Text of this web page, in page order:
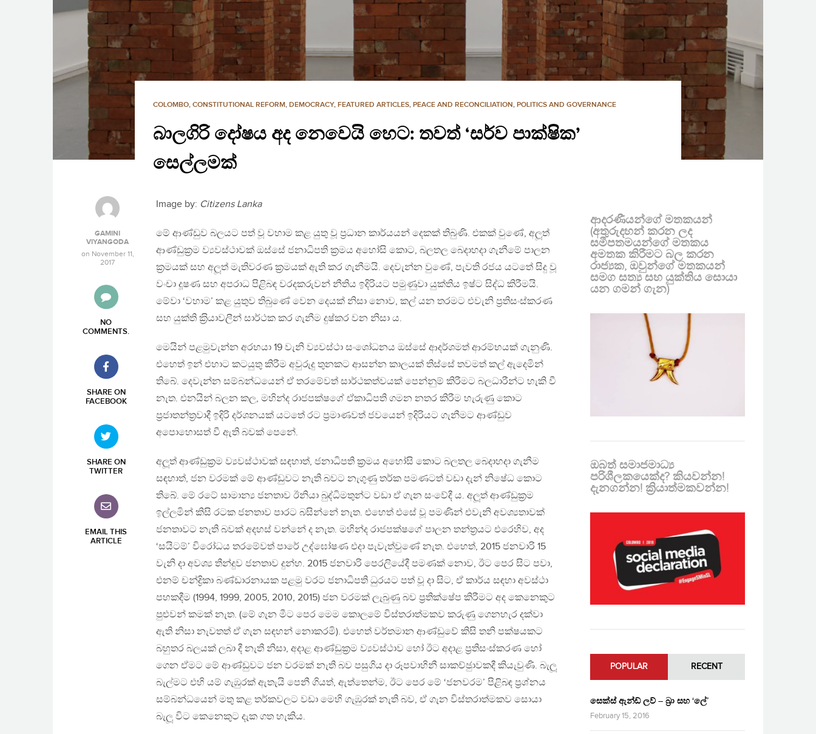
COLOMBO, CONSTITUTIONAL REFORM, DEMOCRACY, FEATURED ARTICLES, PEACE AND RECONCILIATION, POLITICS AND GOVERNANCE
බාලගිරි දෝෂය අද නෙවෙයි හෙට: තවත් ‘සර්ව පාක්ෂික’
සෙල්ලමක්
GAMINI
VIYANGODA
on November 11,
2017
NO
COMMENTS.
SHARE ON
FACEBOOK
SHARE ON
TWITTER
EMAIL THIS
ARTICLE
Image by: Citizens Lanka
මේ ආණ්ඩුව බලයට පත් වූ වහාම කළ යුතු වූ ප‍්‍රධාන කාර්යයන් දෙකක් තිබුණි. එකක් වුණේ, අලූත්
ආණ්ඩුක‍්‍රම ව්‍යවස්ථාවක් ඔස්සේ ජනාධිපති ක‍්‍රමය අහෝසි කොට, බලතල බෙදාහදා ගැනීමේ පාලන
ක‍්‍රමයක් සහ අලූත් මැතිවරණ ක‍්‍රමයක් ඇති කර ගැනීමයි. දෙවැන්න වුණේ, පැවති රජය යටතේ සිදු වූ
වංචා දූෂණ සහ අපරාධ පිළිබඳ වරදකරුවන් නීතිය ඉදිරියට පමුණුවා යුක්තිය ඉෂ්ට සිද්ධ කිරීමයි.
මේවා ‘වහාම’ කළ යුතුව තිබුණේ වෙන දෙයක් නිසා නොව, කල් යන තරමට එවැනි ප‍්‍රතිසංස්කරණ
සහ යුක්ති ක‍්‍රියාවලීන් සාර්ථක කර ගැනීම දුෂ්කර වන නිසා ය.
මෙයින් පළමුවැන්න අරභයා 19 වැනි ව්‍යවස්ථා සංශෝධනය ඔස්සේ ආදර්ශමත් ආරම්භයක් ගැනුණි.
එහෙත් ඉන් එහාට කටයුතු කිරීම අවුරුදු තුනකට ආසන්න කාලයක් තිස්සේ තවමත් කල් ඇදෙමින්
තිබේ. දෙවැන්න සම්බන්ධයෙන් ඒ තරමේවත් සාර්ථකත්වයක් පෙන්නුම් කිරීමට බලධාරීන්ට හැකි වී
නැත. එනයින් බලන කල, මහින්ද රාජපක්ෂගේ ඒකාධිපති ගමන නතර කිරීම හැරුණු කොට
ප‍්‍රජාතන්ත‍්‍රවාදී ඉදිරි දර්ශනයක් යටතේ රට ප‍්‍රමාණවත් ජවයෙන් ඉදිරියට ගැනීමට ආණ්ඩුව
අපොහොසත් වී ඇති බවක් පෙනේ.
අලූත් ආණ්ඩුක‍්‍රම ව්‍යවස්ථාවක් සඳහාත්, ජනාධිපති ක‍්‍රමය අහෝසි කොට බලතල බෙදාහදා ගැනීම
සඳහාත්, ජන වරමක් මේ ආණ්ඩුවට නැති බවට නැගුණු තර්ක පමණටත් වඩා දැන් නිෂේධ කොට
තිබේ. මේ රටේ සාමාන්‍ය ජනතාව ඊනියා බුද්ධිමතුන්ට වඩා ඒ ගැන සංවේදී ය. අලූත් ආණ්ඩුක‍්‍රම
ඉල්ලමින් කිසි රටක ජනතාව පාරට බසින්නේ නැත. එහෙත් එසේ වූ පමණින් එවැනි අවශ්‍යතාවක්
ජනතාවට නැති බවක් අදහස් වන්නේ ද නැත. මහින්ද රාජපක්ෂගේ පාලන තන්ත‍්‍රයට එරෙහිව, අද
‘සයිටම්’ විරෝධය තරමේවත් පාරේ උද්ඝෝෂණ එදා පැවැත්වුණේ නැත. එහෙත්, 2015 ජනවාරි 15
වැනි දා අවශ්‍ය තීන්දුව ජනතාව දුන්හ. 2015 ජනවාරි පෙරලියේදී පමණක් නොව, ඊට පෙර සිට පවා,
එනම් චන්ද්‍රිකා බණ්ඩාරනායක පළමු වරට ජනාධිපති ධුරයට පත් වූ දා සිට, ඒ කාර්ය සඳහා අවස්ථා
පහකදීම (1994, 1999, 2005, 2010, 2015) ජන වරමක් ලැබුණු බව ප‍්‍රතික්ෂේප කිරීමට අද කෙනෙකුට
පුළුවන් කමක් නැත. (මේ ගැන මීට පෙර මෙම කොලමේ විස්තරාත්මකව කරුණු ගෙනහැර දක්වා
ඇති නිසා නැවතත් ඒ ගැන සඳහන් නොකරමි). එහෙත් වර්තමාන ආණ්ඩුවේ කිසි තනි පක්ෂයකට
බහුතර බලයක් ලබා දී නැති නිසා, අදාළ ආණ්ඩුක‍්‍රම ව්‍යවස්ථාව හෝ ඊට අදාළ ප‍්‍රතිසංස්කරණ හෝ
ගෙන ඒමට මේ ආණ්ඩුවට ජන වරමක් නැති බව පසුගිය දා රූපවාහිනී සාකච්ඡුාවකදී කියැවුණි. බැලූ
බැල්මට එහි යම් ගැඹුරක් ඇතැයි පෙනී ගියත්, ඇත්තෙන්ම, ඊට පෙර මේ ‘ජනවරම’ පිළිබඳ ප‍්‍රශ්නය
සම්බන්ධයෙන් මතු කළ තර්කවලට වඩා මෙහි ගැඹුරක් නැති බව, ඒ ගැන විස්තරාත්මකව සොයා
බැලූ විට කෙනෙකුට දැක ගත හැකිය.
ආදරණීයන්ගේ මතකයන්
(අතුරුදහන් කරන ලද
සමීපතමයන්ගේ මතකය
අමතක කිරීමට බල කරන
රාජ්‍යක, ඔවුන්ගේ මතකයන්
සමග සත්‍ය සහ යුක්තිය සොයා
යන ගමන් ගැන)
ඔබත් සමාජමාධ්‍ය
පරිශීලකයෙක්ද? කියවන්න!
දැනගන්න! ක්‍රියාත්මකවන්න!
POPULAR RECENT
සෙක්ස් ඇන්ඩ් ලව් – බ්‍රා සහ ‘ලේ’
February 15, 2016